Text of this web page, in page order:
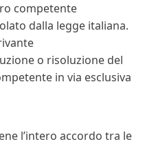
competente
dalla legge italiana.
o risoluzione del
in via esclusiva
l’intero accordo tra le